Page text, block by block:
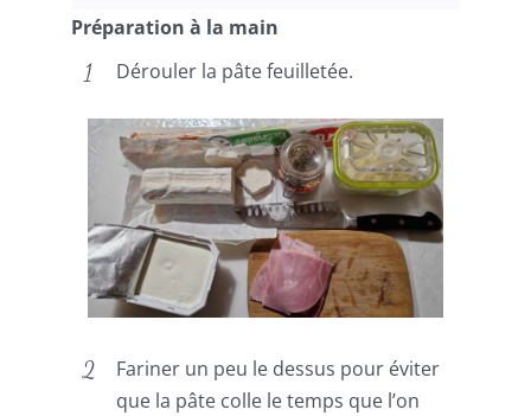
Préparation à la main
Dérouler la pâte feuilletée.
Fariner un peu le dessus pour éviter
que la pâte colle le temps que l’on